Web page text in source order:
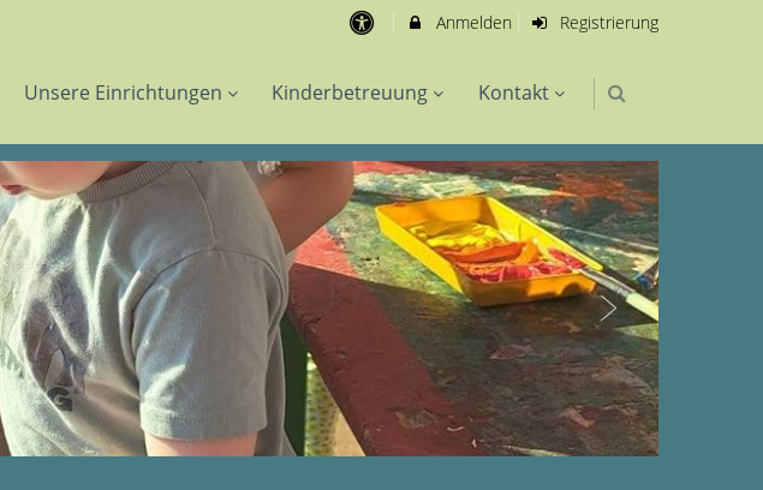
Anmelden Registrierung
Unsere Einrichtungen Kinderbetreuung Kontakt